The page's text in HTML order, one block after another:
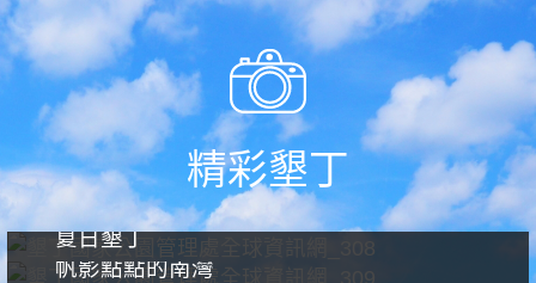
精彩墾丁
夏日墾丁
帆影點點的南灣